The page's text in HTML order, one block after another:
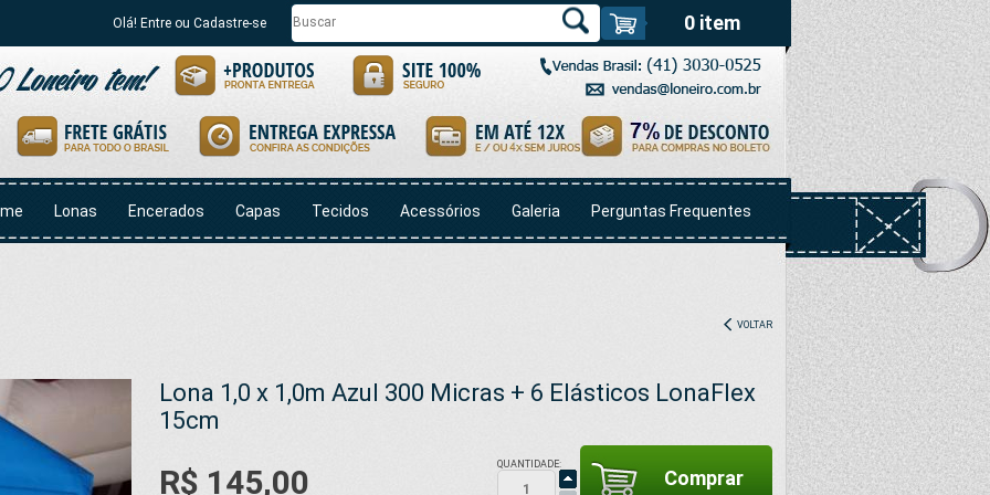
Olá! Entre ou Cadastre-se 0 item
Lonas Encerados Capas Tecidos Acessórios Galeria Perguntas Frequentes
VOLTAR
Lona 1,0 x 1,0m Azul 300 Micras + 6 Elásticos LonaFlex
15cm
R$ 145,00 QUANTIDADE: